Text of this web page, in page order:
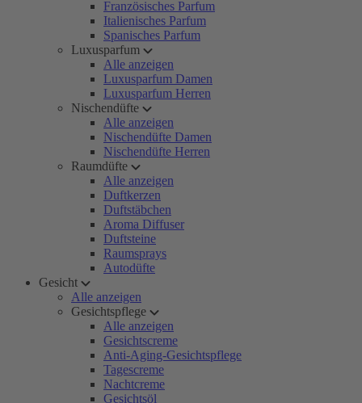
Französisches Parfum
Italienisches Parfum
Spanisches Parfum
Luxusparfum
Alle anzeigen
Luxusparfum Damen
Luxusparfum Herren
Nischendüfte
Alle anzeigen
Nischendüfte Damen
Nischendüfte Herren
Raumdüfte
Alle anzeigen
Duftkerzen
Duftstäbchen
Aroma Diffuser
Duftsteine
Raumsprays
Autodüfte
Gesicht
Alle anzeigen
Gesichtspflege
Alle anzeigen
Gesichtscreme
Anti-Aging-Gesichtspflege
Tagescreme
Nachtcreme
Gesichtsöl